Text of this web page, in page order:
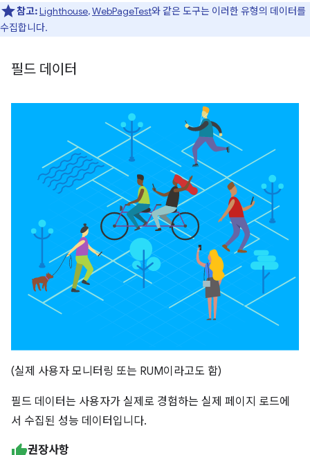
참고:Lighthouse,WebPageTest와 같은 도구는 이러한 유형의 데이터를
수집합니다.
필드 데이터
(실제 사용자 모니터링 또는 RUM이라고도 함)
필드 데이터는 사용자가 실제로 경험하는 실제 페이지 로드에
서 수집된 성능 데이터입니다.
권장사항